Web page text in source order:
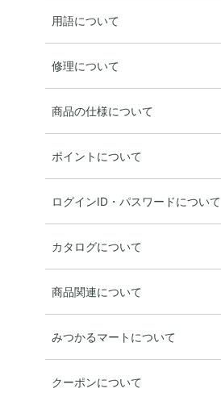
用語について
修理について
商品の仕様について
ポイントについて
ログインID・パスワードについて
カタログについて
商品関連について
みつかるマートについて
クーポンについて